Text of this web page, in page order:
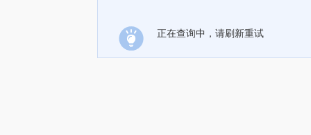
正在查询中，请刷新重试